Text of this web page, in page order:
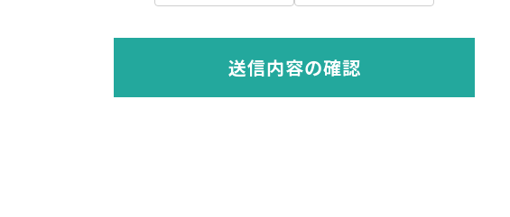
第２条（プライバシー情報の収集方法）
当社は，ユーザーが利用登録をする際に氏名，生年月日，住所，電話番号，メ
ス，銀行口座番号，クレジットカード番号，運転免許証番号などの個人情報を
送信内容の確認